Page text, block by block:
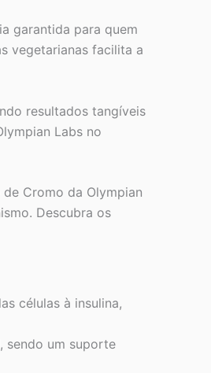
garantida para quem
vegetarianas facilita a
resultados tangíveis
Labs no
Cromo da Olympian
Descubra os
células à insulina,
sendo um suporte